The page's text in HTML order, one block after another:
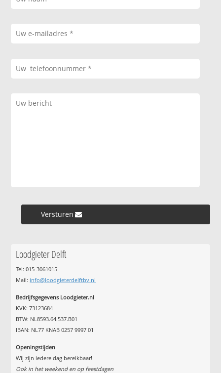
Versturen »
Loodgieter Delft
Tel: 015-3061015
Mail: info@loodgieterdelftbv.nl
Bedrijfsgegevens Loodgieter.nl
KVK: 73123684
BTW: NL8593.64.537.B01
IBAN: NL77 KNAB 0257 9997 01
Openingstijden
Wij zijn iedere dag bereikbaar!
Ook in het weekend en op feestdagen